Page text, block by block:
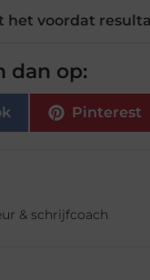
het voordat
dan op:
Pinterest
& schrijfcoach